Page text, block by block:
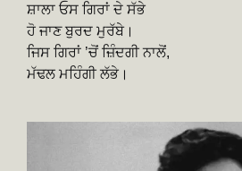
ਸ਼ਾਲਾ ਓਸ ਗਿਰਾਂ ਦੇ ਸੱਭੇ
ਹੋ ਜਾਣ ਬੁਰਦ ਮੁਰੱਬੇ।
ਜਿਸ ਗਿਰਾਂ ’ਚੋਂ ਜ਼ਿੰਦਗੀ ਨਾਲੋਂ,
ਮੱਢਲ ਮਹਿੰਗੀ ਲੱਭੇ।